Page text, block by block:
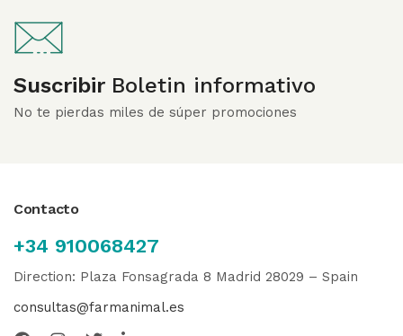
Suscribir Boletin informativo
No te pierdas miles de súper promociones
Contacto
+34 910068427
Direction: Plaza Fonsagrada 8 Madrid 28029 – Spain
consultas@farmanimal.es